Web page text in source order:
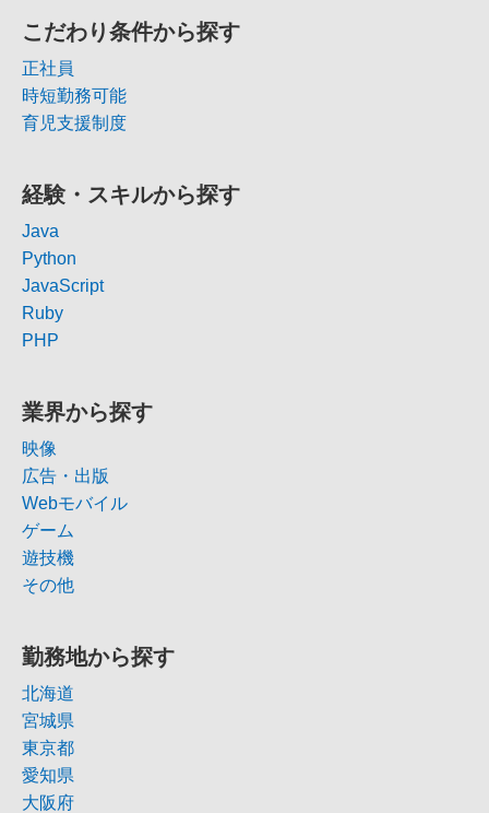
こだわり条件から探す
正社員
時短勤務可能
育児支援制度
経験・スキルから探す
Java
Python
JavaScript
Ruby
PHP
業界から探す
映像
広告・出版
Webモバイル
ゲーム
遊技機
その他
勤務地から探す
北海道
宮城県
東京都
愛知県
大阪府